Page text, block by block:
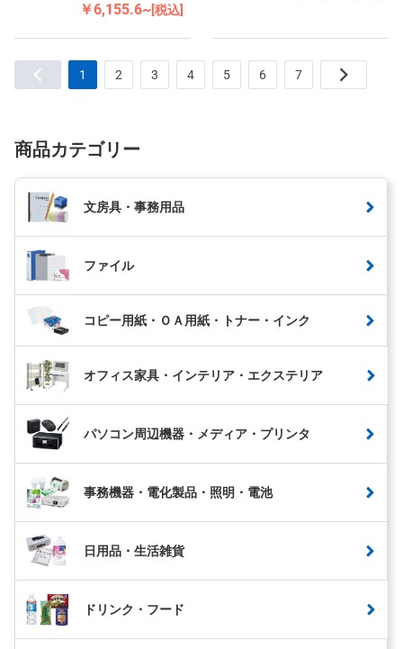
￥6,155.6~[税込]
1 2 3 4 5 6 7
商品カテゴリー
文房具・事務用品
ファイル
コピー用紙・ＯＡ用紙・トナー・インク
オフィス家具・インテリア・エクステリア
パソコン周辺機器・メディア・プリンタ
事務機器・電化製品・照明・電池
日用品・生活雑貨
ドリンク・フード